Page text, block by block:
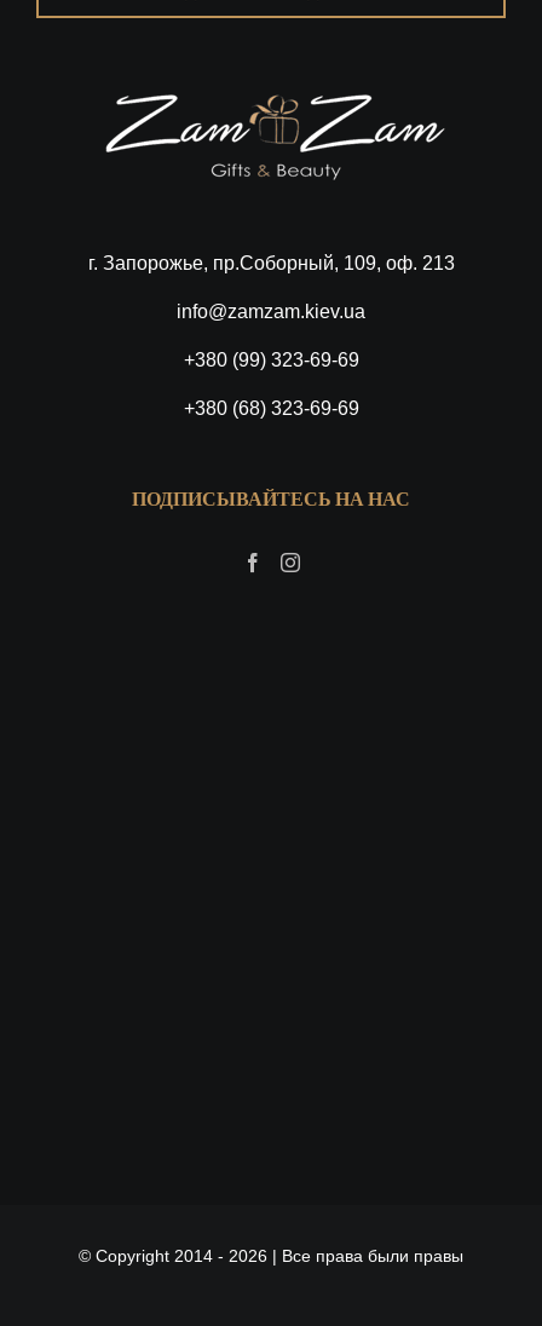
г. Запорожье, пр.Соборный, 109, оф. 213
info@zamzam.kiev.ua
+380 (99) 323-69-69
+380 (68) 323-69-69
ПОДПИСЫВАЙТЕСЬ НА НАС
© Copyright 2014 - 2026 | Все права были правы